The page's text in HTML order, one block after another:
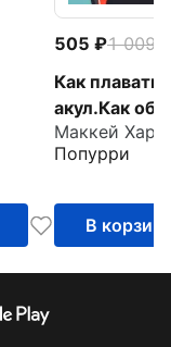
505 1 009
Как плавать
акул.Как
конкурентов
торговле,
мотивации,
ведении
Маккей
Попурри
В корзину